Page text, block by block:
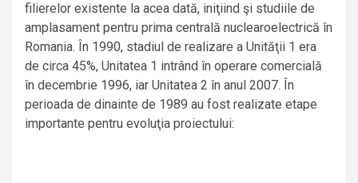
filierelor existente la acea dată, iniţiind şi studiile de
amplasament pentru prima centrală nuclearoelectrică în
Romania. În 1990, stadiul de realizare a Unităţii 1 era
de circa 45%, Unitatea 1 intrând în operare comercială
în decembrie 1996, iar Unitatea 2 în anul 2007. În
perioada de dinainte de 1989 au fost realizate etape
importante pentru evoluţia proiectului: